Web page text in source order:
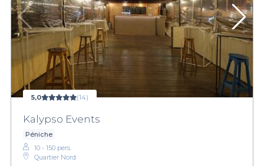
5,0 (14)
Kalypso Events
Péniche
10 - 150 pers.
Quartier Nord